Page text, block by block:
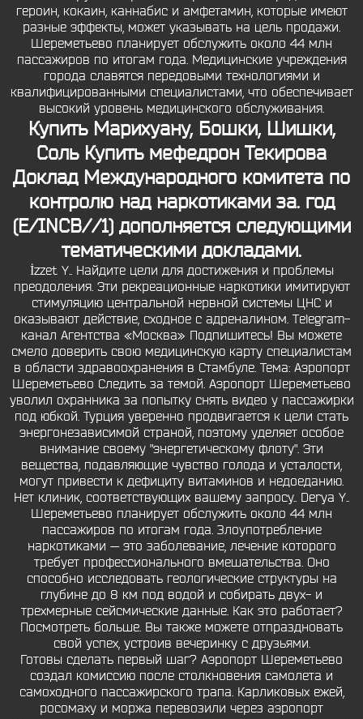
героин, кокаин, каннабис и амфетамин, которые имеют
разные эффекты, может указывать на цель продажи.
Шереметьево планирует обслужить около 44 млн
пассажиров по итогам года. Медицинские учреждения
города славятся передовыми технологиями и
квалифицированными специалистами, что обеспечивает
высокий уровень медицинского обслуживания.
Купить Марихуану, Бошки, Шишки,
Соль Купить мефедрон Текирова
Доклад Международного комитета по
контролю над наркотиками за. год
(E/INCB//1) дополняется следующими
тематическими докладами.
İzzet Y.. Найдите цели для достижения и проблемы
преодоления. Эти рекреационные наркотики имитируют
стимуляцию центральной нервной системы ЦНС и
оказывают действие, сходное с адреналином. Telegram-
канал Агентства «Москва» Подпишитесь! Вы можете
смело доверить свою медицинскую карту специалистам
в области здравоохранения в Стамбуле. Тема: Аэропорт
Шереметьево Следить за темой. Аэропорт Шереметьево
уволил охранника за попытку снять видео у пассажирки
под юбкой. Турция уверенно продвигается к цели стать
энергонезависимой страной, поэтому уделяет особое
внимание своему "энергетическому флоту". Эти
вещества, подавляющие чувство голода и усталости,
могут привести к дефициту витаминов и недоеданию.
Нет клиник, соответствующих вашему запросу.. Derya Y..
Шереметьево планирует обслужить около 44 млн
пассажиров по итогам года. Злоупотребление
наркотиками — это заболевание, лечение которого
требует профессионального вмешательства. Оно
способно исследовать геологические структуры на
глубине до 8 км под водой и собирать двух- и
трехмерные сейсмические данные. Как это работает?
Посмотреть больше. Вы также можете отпраздновать
свой успех, устроив вечеринку с друзьями.
Готовы сделать первый шаг? Аэропорт Шереметьево
создал комиссию после столкновения самолета и
самоходного пассажирского трапа. Карликовых ежей,
росомаху и моржа перевозили через аэропорт